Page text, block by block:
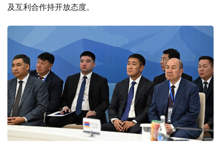
及互利合作持开放态度。